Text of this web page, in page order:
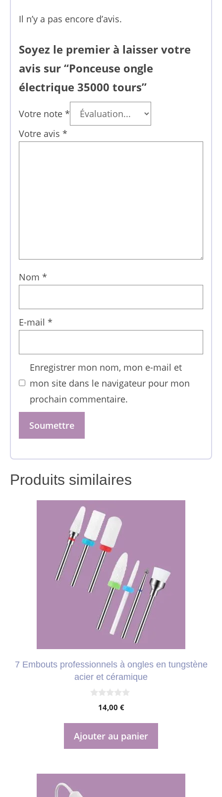
Il n’y a pas encore d’avis.
Soyez le premier à laisser votre
avis sur “Ponceuse ongle
électrique 35000 tours”
Votre note *
Votre avis *
Nom *
E-mail *
Enregistrer mon nom, mon e-mail et
mon site dans le navigateur pour mon
prochain commentaire.
Produits similaires
7 Embouts professionnels à ongles en tungstène
acier et céramique
5
14,00 €
Ajouter au panier